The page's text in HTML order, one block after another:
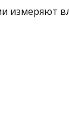
измеряют